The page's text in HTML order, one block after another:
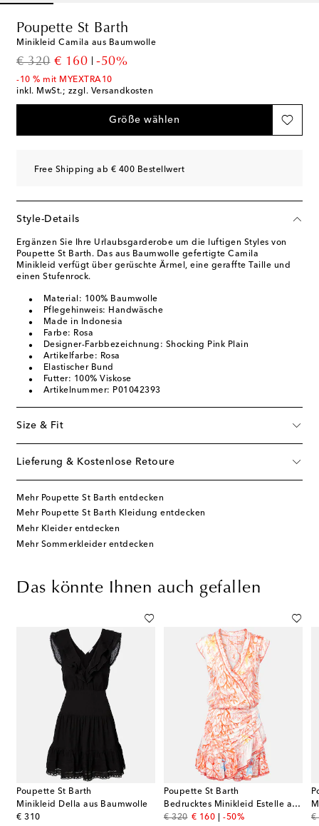
Poupette St Barth
Minikleid Camila aus Baumwolle
€ 320
original price
€ 160
discount price
-50%
-10 % mit MYEXTRA10
inkl. MwSt.; zzgl. Versandkosten
Größe wählen
Free Shipping ab € 400 Bestellwert
Style-Details
Ergänzen Sie Ihre Urlaubsgarderobe um die luftigen Styles von
Poupette St Barth. Das aus Baumwolle gefertigte Camila
Minikleid verfügt über gerüschte Ärmel, eine geraffte Taille und
einen Stufenrock.
Material: 100% Baumwolle
Pflegehinweis: Handwäsche
Made in Indonesia
Farbe: Rosa
Designer-Farbbezeichnung: Shocking Pink Plain
Artikelfarbe: Rosa
Elastischer Bund
Futter: 100% Viskose
Artikelnummer: P01042393
Size & Fit
Lieferung & Kostenlose Retoure
Mehr Poupette St Barth entdecken
Mehr Poupette St Barth Kleidung entdecken
Mehr Kleider entdecken
Mehr Sommerkleider entdecken
Das könnte Ihnen auch gefallen
Poupette St Barth
Minikleid Della aus Baumwolle
€ 310
original price
Poupette St Barth
Bedrucktes Minikleid Estelle aus Satin
€ 320
original price
€ 160
discount price
-50% €